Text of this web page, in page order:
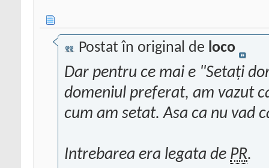
Postat în original de loco
Dar pentru ce mai e "Setaţi
domeniul preferat, am vazut
cum am setat. Asa ca nu vad
Intrebarea era legata de PR.